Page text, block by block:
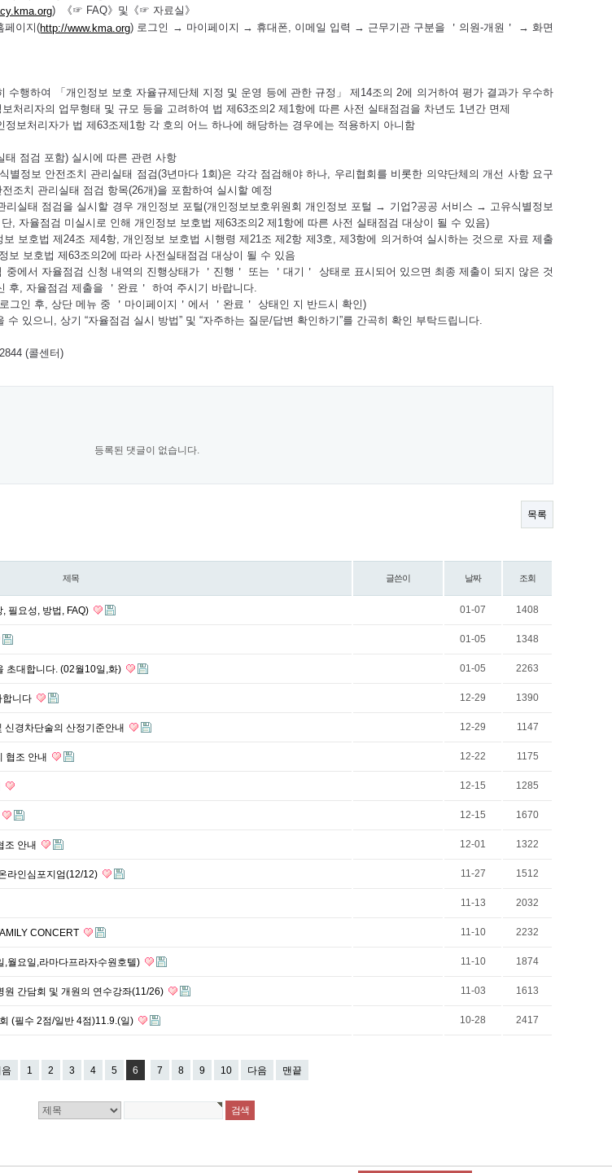
) 《☞ FAQ》및《☞ 자료실》
페이지(http://www.kma.org) 로그인 → 마이페이지 → 휴대폰, 이메일 입력 → 근무기관 구분을 ＇의원-개원＇ → 화면
수행하여 「개인정보 보호 자율규제단체 지정 및 운영 등에 관한 규정」 제14조의 2에 의거하여 평가 결과가 우수하
처리자의 업무형태 및 규모 등을 고려하여 법 제63조의2 제1항에 따른 사전 실태점검을 차년도 1년간 면제
보처리자가 법 제63조제1항 각 호의 어느 하나에 해당하는 경우에는 적용하지 아니함
태 점검 포함) 실시에 따른 관련 사항
별정보 안전조치 관리실태 점검(3년마다 1회)은 각각 점검해야 하나, 우리협회를 비롯한 의약단체의 개선 사항 요구
조치 관리실태 점검 항목(26개)을 포함하여 실시할 예정
실태 점검을 실시할 경우 개인정보 포털(개인정보보호위원회 개인정보 포털 → 기업?공공 서비스 → 고유식별정보
, 자율점검 미실시로 인해 개인정보 보호법 제63조의2 제1항에 따른 사전 실태점검 대상이 될 수 있음)
보호법 제24조 제4항, 개인정보 보호법 시행령 제21조 제2항 제3호, 제3항에 의거하여 실시하는 것으로 자료 제출
보 보호법 제63조의2에 따라 사전실태점검 대상이 될 수 있음
에서 자율점검 신청 내역의 진행상태가 ＇진행＇ 또는 ＇대기＇ 상태로 표시되어 있으면 최종 제출이 되지 않은 것
후, 자율점검 제출을 ＇완료＇ 하여 주시기 바랍니다.
그인 후, 상단 메뉴 중 ＇마이페이지＇에서 ＇완료＇ 상태인 지 반드시 확인)
있으니, 상기 “자율점검 실시 방법” 및 “자주하는 질문/답변 확인하기”를 간곡히 확인 부탁드립니다.
(콜센터)
등록된 댓글이 없습니다.
목록
제목 글쓴이 날짜 조회
필요성, 방법, FAQ) 01-07 1408
01-05 1348
초대합니다. (02월10일,화) 01-05 2263
합니다 12-29 1390
신경차단술의 산정기준안내 12-29 1147
협조 안내 12-22 1175
12-15 1285
12-15 1670
조 안내 12-01 1322
라인심포지엄(12/12) 11-27 1512
11-13 2032
CONCERT 11-10 2232
월요일,라마다프라자수원호텔) 11-10 1874
간담회 및 개원의 연수강좌(11/26) 11-03 1613
(필수 2점/일반 4점)11.9.(일) 10-28 2417
1 2 3 4 5 6 7 8 9 10 다음 맨끝